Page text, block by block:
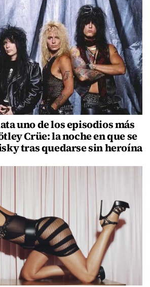
uno de los episodios más
Crüe: la noche en que se
tras quedarse sin heroína